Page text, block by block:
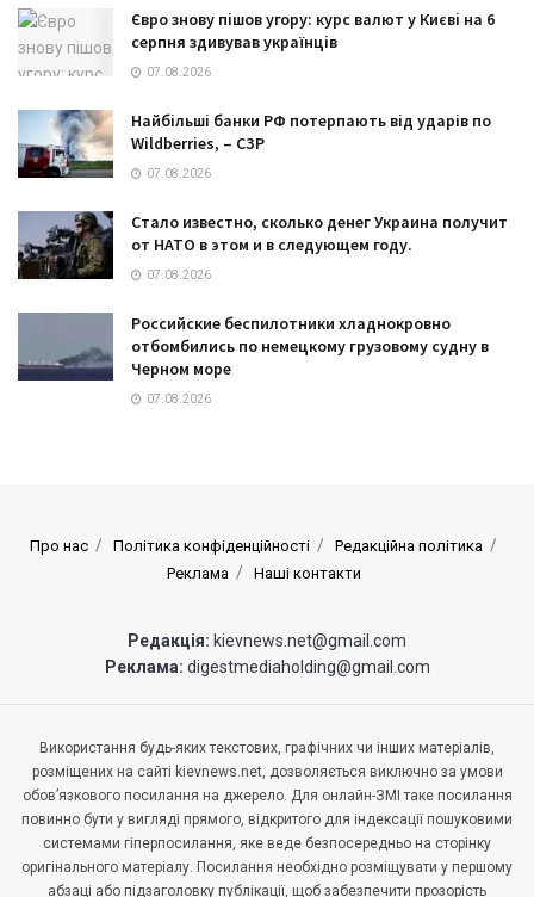
Євро знову пішов угору: курс валют у Києві на 6
серпня здивував українців
07.08.2026
Найбільші банки РФ потерпають від ударів по
Wildberries, – СЗР
07.08.2026
Стало известно, сколько денег Украина получит
от НАТО в этом и в следующем году.
07.08.2026
Российские беспилотники хладнокровно
отбомбились по немецкому грузовому судну в
Черном море
07.08.2026
Про нас Політика конфіденційності
Редакційна політика
Реклама
Наші контакти
Редакція: kievnews.net@gmail.com
Реклама: digestmediaholding@gmail.com
Використання будь-яких текстових, графічних чи інших матеріалів,
розміщених на сайті kievnews.net, дозволяється виключно за умови
обов’язкового посилання на джерело. Для онлайн-ЗМІ таке посилання
повинно бути у вигляді прямого, відкритого для індексації пошуковими
системами гіперпосилання, яке веде безпосередньо на сторінку
оригінального матеріалу. Посилання необхідно розміщувати у першому
абзаці або підзаголовку публікації, щоб забезпечити прозорість